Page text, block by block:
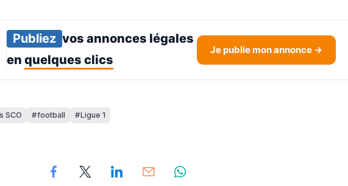
Publiez vos annonces légales
en quelques clics
Je publie mon annonce →
SCO football Ligue 1